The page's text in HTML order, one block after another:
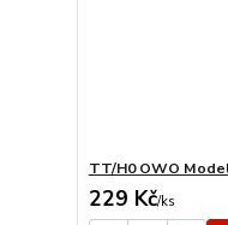
TT/H0 OWO
229 Kč/ks